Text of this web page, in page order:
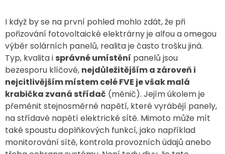
I když by se na první pohled mohlo zdát, že při
pořizování fotovoltaické elektrárny je alfou a omegou
výběr solárních panelů, realita je často trošku jiná.
Typ, kvalita i správné umístění panelů jsou
bezesporu klíčové, nejdůležitějším a zároveň i
nejcitlivějším místem celé FVE je však malá
krabička zvaná střídač (měnič). Jejím úkolem je
přeměnit stejnosměrné napětí, které vyrábějí panely,
na střídavé napětí elektrické sítě. Mimoto může mít
také spoustu doplňkových funkcí, jako například
monitorování sítě, kontrola provozních údajů anebo